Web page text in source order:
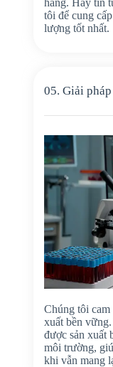
tôi để cung
lượng tốt nhất.
05. Giải
Chúng tôi cam
xuất bền
được sản xuất
môi trường,
khi vẫn mang